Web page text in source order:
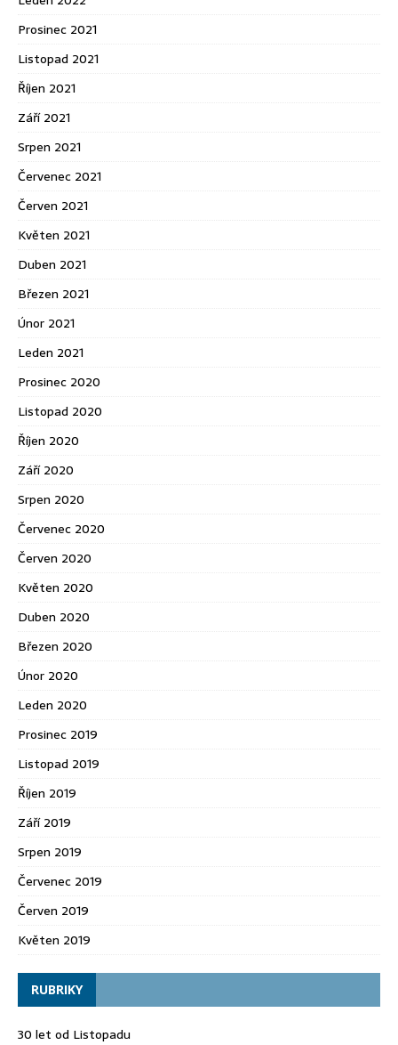
Prosinec 2021
Listopad 2021
Říjen 2021
Září 2021
Srpen 2021
Červenec 2021
Červen 2021
Květen 2021
Duben 2021
Březen 2021
Únor 2021
Leden 2021
Prosinec 2020
Listopad 2020
Říjen 2020
Září 2020
Srpen 2020
Červenec 2020
Červen 2020
Květen 2020
Duben 2020
Březen 2020
Únor 2020
Leden 2020
Prosinec 2019
Listopad 2019
Říjen 2019
Září 2019
Srpen 2019
Červenec 2019
Červen 2019
Květen 2019
RUBRIKY
30 let od Listopadu